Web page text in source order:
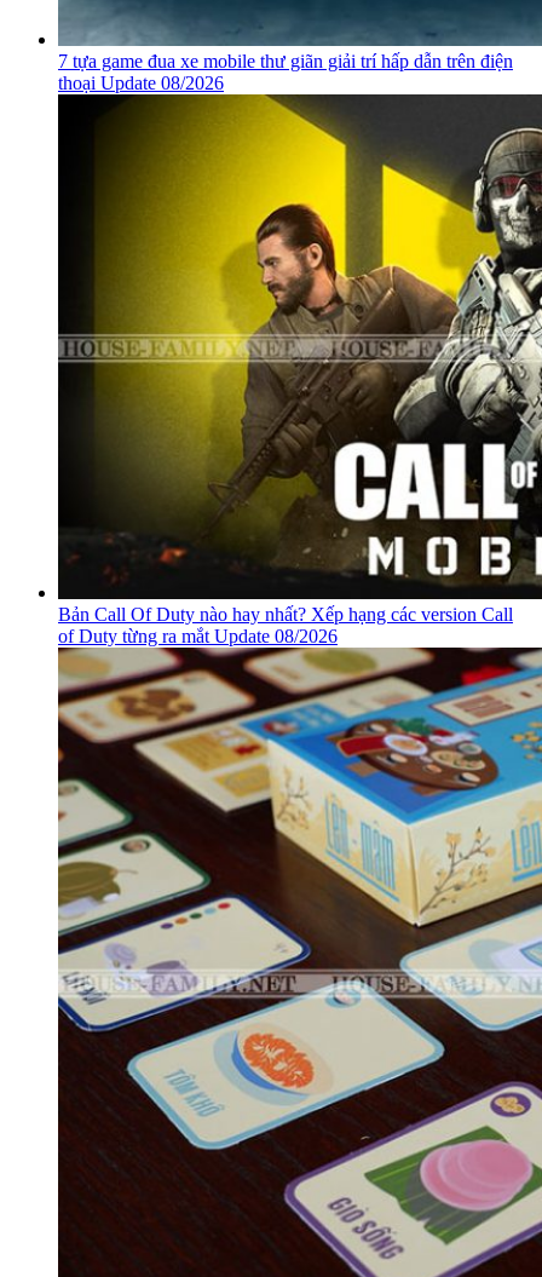
7 tựa game đua xe mobile thư giãn giải trí hấp dẫn trên điện
thoại Update 08/2026
Bản Call Of Duty nào hay nhất? Xếp hạng các version Call
of Duty từng ra mắt Update 08/2026